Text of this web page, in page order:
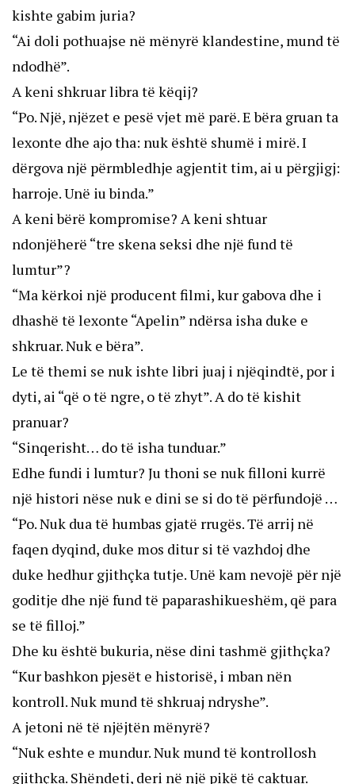
kishte gabim juria?
“Ai doli pothuajse në mënyrë klandestine, mund të
ndodhë”.
A keni shkruar libra të këqij?
“Po. Një, njëzet e pesë vjet më parë. E bëra gruan ta
lexonte dhe ajo tha: nuk është shumë i mirë. I
dërgova një përmbledhje agjentit tim, ai u përgjigj:
harroje. Unë iu binda.”
A keni bërë kompromise? A keni shtuar
ndonjëherë “tre skena seksi dhe një fund të
lumtur”?
“Ma kërkoi një producent filmi, kur gabova dhe i
dhashë të lexonte “Apelin” ndërsa isha duke e
shkruar. Nuk e bëra”.
Le të themi se nuk ishte libri juaj i njëqindtë, por i
dyti, ai “që o të ngre, o të zhyt”. A do të kishit
pranuar?
“Sinqerisht… do të isha tunduar.”
Edhe fundi i lumtur? Ju thoni se nuk filloni kurrë
një histori nëse nuk e dini se si do të përfundojë …
“Po. Nuk dua të humbas gjatë rrugës. Të arrij në
faqen dyqind, duke mos ditur si të vazhdoj dhe
duke hedhur gjithçka tutje. Unë kam nevojë për një
goditje dhe një fund të paparashikueshëm, që para
se të filloj.”
Dhe ku është bukuria, nëse dini tashmë gjithçka?
“Kur bashkon pjesët e historisë, i mban nën
kontroll. Nuk mund të shkruaj ndryshe”.
A jetoni në të njëjtën mënyrë?
“Nuk eshte e mundur. Nuk mund të kontrollosh
gjithçka. Shëndeti, deri në një pikë të caktuar.